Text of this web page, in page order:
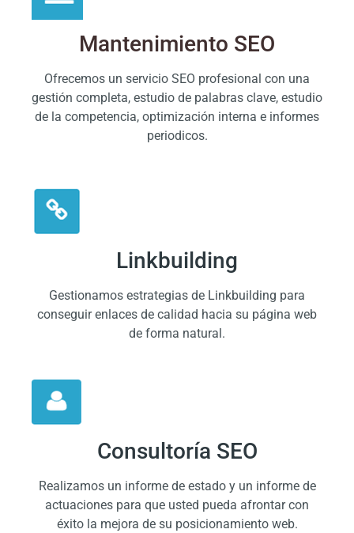
Mantenimiento SEO
Ofrecemos un servicio SEO profesional con una
gestión completa, estudio de palabras clave, estudio
de la competencia, optimización interna e informes
periodicos.
Linkbuilding
Gestionamos estrategias de Linkbuilding para
conseguir enlaces de calidad hacia su página web
de forma natural.
Consultoría SEO
Realizamos un informe de estado y un informe de
actuaciones para que usted pueda afrontar con
éxito la mejora de su posicionamiento web.